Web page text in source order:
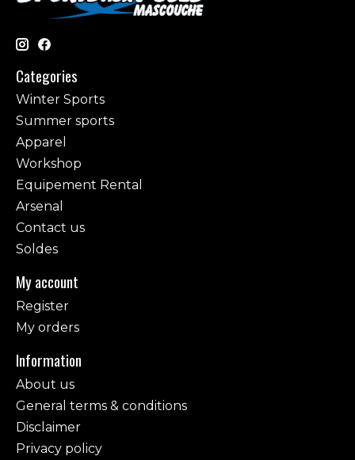
Categories
Winter Sports
Summer sports
Apparel
Workshop
Equipement Rental
Arsenal
Contact us
Soldes
My account
Register
My orders
Information
About us
General terms & conditions
Disclaimer
Privacy policy